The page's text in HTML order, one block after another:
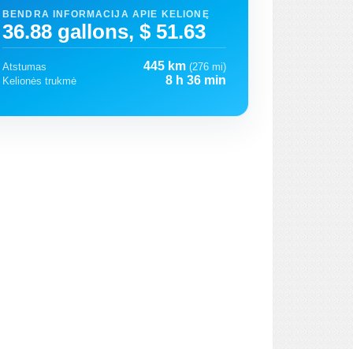
BENDRA INFORMACIJA APIE KELIONĘ
36.88 gallons, $ 51.63
Atstumas 445 km (276 mi)
Kelionės trukmė
8 h 36 min